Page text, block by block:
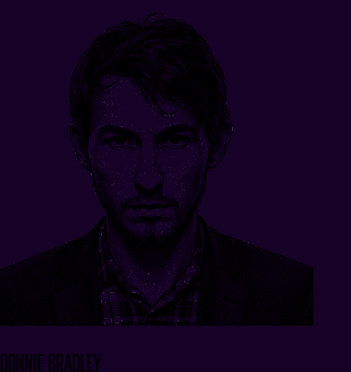
Donnie Bradley